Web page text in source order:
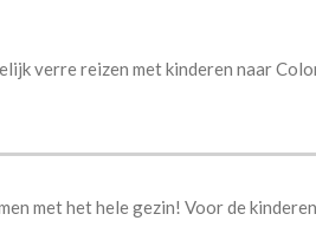
verre reizen met kinderen naar
met het hele gezin! Voor de